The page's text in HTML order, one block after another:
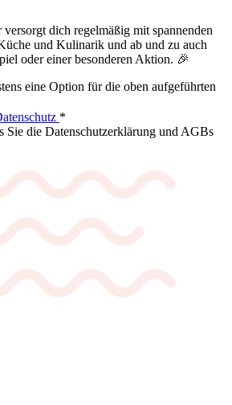
versorgt dich regelmäßig mit spannenden
und Kulinarik und ab und zu auch
oder einer besonderen Aktion. 🎉
eine Option für die oben aufgeführten
*
Sie die Datenschutzerklärung und AGBs